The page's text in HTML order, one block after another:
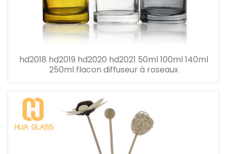
hd2018 hd2019 hd2020 hd2021 50ml 100ml 140ml
250ml flacon diffuseur à roseaux